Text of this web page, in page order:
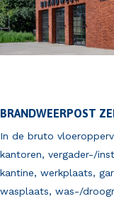
BRANDWEERPOST
In de bruto
kantoren, vergader-/
kantine, werkplaats,
wasplaats, was-/